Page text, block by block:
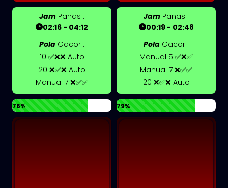
Jam Panas :
02:16 - 04:12
Pola Gacor :
10 ✅❌❌ Auto
20 ❌✅❌ Auto
Manual 7 ❌✅✅
76%
Jam Panas :
00:19 - 02:48
Pola Gacor :
Manual 5 ✅❌✅
Manual 7 ❌✅✅
20 ❌✅❌ Auto
79%